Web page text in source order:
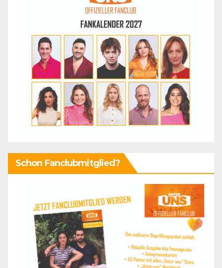
Schon Fanclubmitglied?